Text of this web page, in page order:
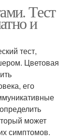
Тест
и
тест,
Цветовая
его
может
симптомов.